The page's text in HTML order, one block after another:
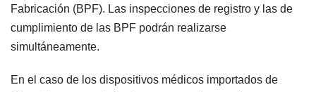
Fabricación (BPF). Las inspecciones de registro y las de
cumplimiento de las BPF podrán realizarse
simultáneamente.
En el caso de los dispositivos médicos importados de